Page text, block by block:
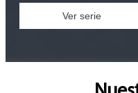
Ver serie